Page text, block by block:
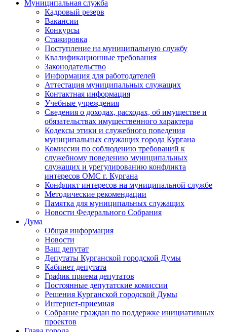
Муниципальная служба
Кадровый резерв
Вакансии
Конкурсы
Стажировка
Поступление на муниципальную службу
Квалификационные требования
Законодательство
Информация для работодателей
Аттестация муниципальных служащих
Контактная информация
Учебные учреждения
Сведения о доходах, расходах, об имуществе и
обязательствах имущественного характера
Кодексы этики и служебного поведения
муниципальных служащих города Кургана
Комиссии по соблюдению требований к
служебному поведению муниципальных
служащих и урегулированию конфликта
интересов ОМС г. Кургана
Конфликт интересов на муниципальной службе
Методические рекомендации
Памятка для муниципальных служащих
Новости Федерального Cобрания
Дума
Общая информация
Новости
Ваш депутат
Депутаты Курганской городской Думы
Кабинет депутата
График приема депутатов
Постоянные депутатские комиссии
Решения Курганской городской Думы
Интернет-приемная
Собрание граждан по поддержке инициативных
проектов